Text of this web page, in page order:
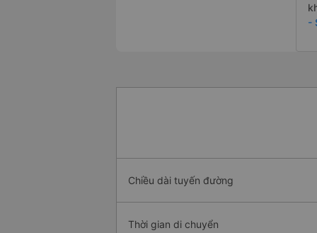
-
Chiều dài tuyến đường
Thời gian di chuyển